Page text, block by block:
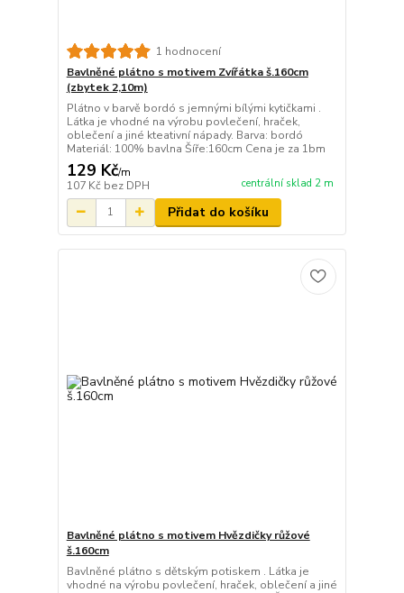
1 hodnocení
Bavlněné plátno s motivem Zvířátka š.160cm
(zbytek 2,10m)
Plátno v barvě bordó s jemnými bílými kytičkami .
Látka je vhodné na výrobu povlečení, hraček,
oblečení a jiné kteativní nápady. Barva: bordó
Materiál: 100% bavlna Šíře:160cm Cena je za 1bm
129 Kč/m
107 Kč bez DPH centrální sklad 2 m
Přidat do košíku
Bavlněné plátno s motivem Hvězdičky růžové
š.160cm
Bavlněné plátno s dětským potiskem . Látka je
vhodné na výrobu povlečení, hraček, oblečení a jiné